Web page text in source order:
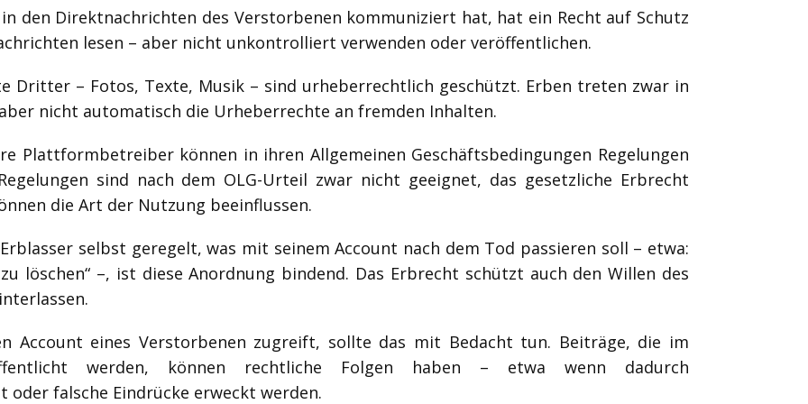
den Direktnachrichten des Verstorbenen kommuniziert hat, hat ein Recht auf Schutz
lesen – aber nicht unkontrolliert verwenden oder veröffentlichen.
Dritter – Fotos, Texte, Musik – sind urheberrechtlich geschützt. Erben treten zwar in
nicht automatisch die Urheberrechte an fremden Inhalten.
Plattformbetreiber können in ihren Allgemeinen Geschäftsbedingungen Regelungen
sind nach dem OLG-Urteil zwar nicht geeignet, das gesetzliche Erbrecht
die Art der Nutzung beeinflussen.
selbst geregelt, was mit seinem Account nach dem Tod passieren soll – etwa:
löschen“ –, ist diese Anordnung bindend. Das Erbrecht schützt auch den Willen des
Account eines Verstorbenen zugreift, sollte das mit Bedacht tun. Beiträge, die im
werden, können rechtliche Folgen haben – etwa wenn dadurch
falsche Eindrücke erweckt werden.